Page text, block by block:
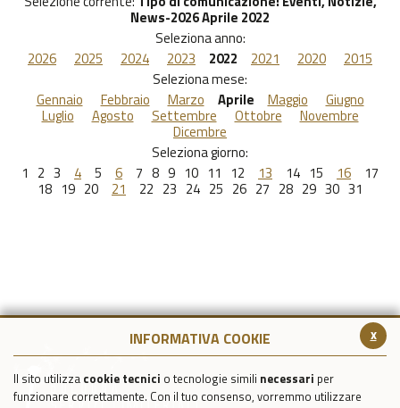
x
INFORMATIVA COOKIE
Il sito utilizza cookie tecnici o tecnologie simili necessari per
funzionare correttamente. Con il tuo consenso, vorremmo utilizzare
News-2026 Aprile 2022
Seleziona anno:
2026
2025 2024 2023 2022 2021 2020
2015
Seleziona mese:
Gennaio
Febbraio Marzo Aprile Maggio Giugno
Luglio Agosto Settembre Ottobre Novembre
Dicembre
Seleziona giorno:
1 2 3 4 5 6 7 8 9 10 11 12 13 14 15 16 17
18 19 20 21 22 23 24 25 26 27 28 29 30 31